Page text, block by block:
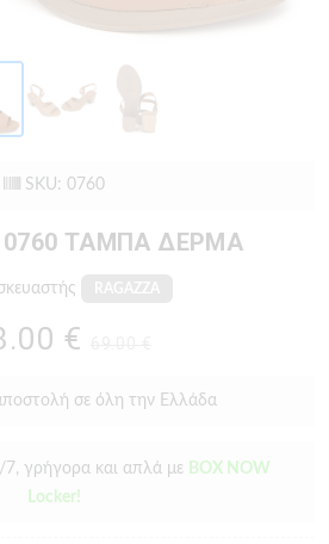
SKU: 0760
0760 ΤΑΜΠΑ ΔΕΡΜΑ
€
σε όλη την Ελλάδα
7, γρήγορα και απλά με BOX NOW
Locker!